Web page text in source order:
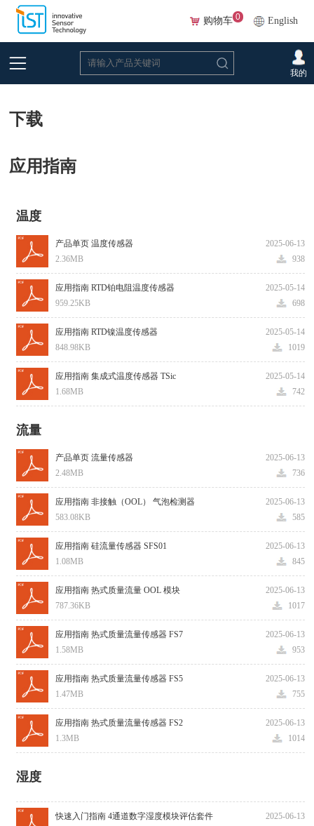
English
购物车 0
我的
首页
下载
应用指南
温度
2025-06-13
产品单页 温度传感器
938
2.36MB
2025-05-14
应用指南 RTD铂电阻温度传感器
698
959.25KB
2025-05-14
应用指南 RTD镍温度传感器
1019
848.98KB
2025-05-14
应用指南 集成式温度传感器 TSic
742
1.68MB
流量
2025-06-13
产品单页 流量传感器
736
2.48MB
2025-06-13
应用指南 非接触（OOL） 气泡检测器
585
583.08KB
2025-06-13
应用指南 硅流量传感器 SFS01
845
1.08MB
2025-06-13
应用指南 热式质量流量 OOL 模块
1017
787.36KB
2025-06-13
应用指南 热式质量流量传感器 FS7
953
1.58MB
2025-06-13
应用指南 热式质量流量传感器 FS5
755
1.47MB
2025-06-13
应用指南 热式质量流量传感器 FS2
1014
1.3MB
湿度
2025-06-13
快速入门指南 4通道数字湿度模块评估套件